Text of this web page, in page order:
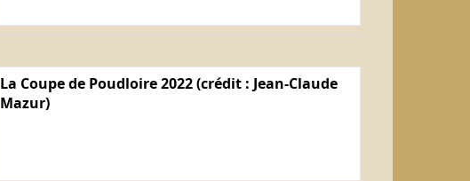
La Coupe de Poudloire 2022 (crédit : Jean-Claude
Mazur)